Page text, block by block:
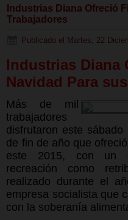
Industrias Diana Ofreció
Trabajadores
Publicado el Martes, 22
Industrias Diana
Navidad Para
Más de mil
trabajadores
disfrutaron este
de fin de año que
este 2015, con un
recreación como
realizado durante el
empresa socialista que
con la soberanía